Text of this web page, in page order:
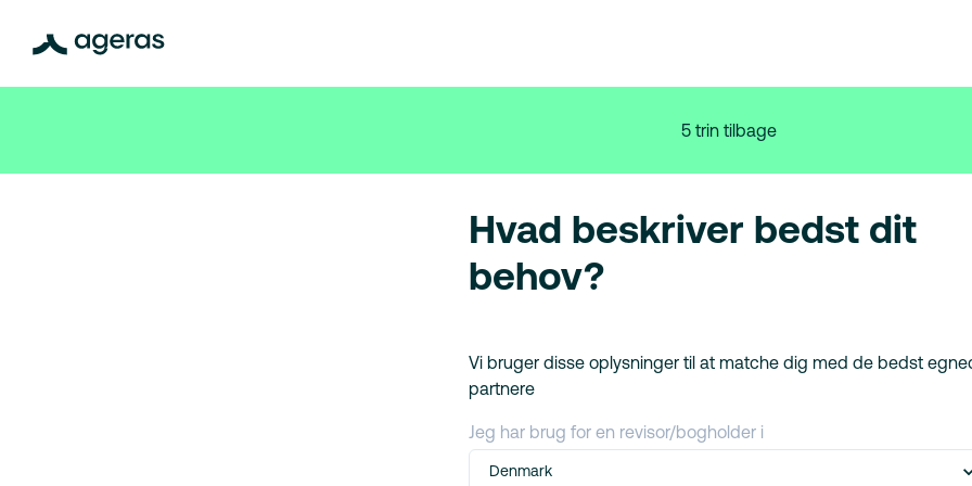
5 trin tilbage
Hvad beskriver bedst dit
behov?
Vi bruger disse oplysninger til at matche dig med de bedst
partnere
Jeg har brug for en revisor/bogholder i
Denmark